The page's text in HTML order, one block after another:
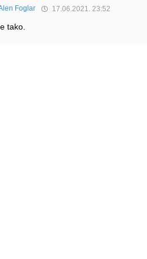
Foglar 17.06.2021. 23:52
tako.